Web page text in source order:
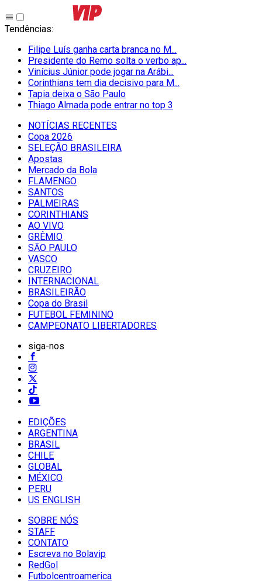
Tendências:
Filipe Luís ganha carta branca no M...
Presidente do Remo solta o verbo ap...
Vinícius Júnior pode jogar na Arábi...
Corinthians tem dia decisivo para M...
Tapia deixa o São Paulo
Thiago Almada pode entrar no top 3
NOTÍCIAS RECENTES
Copa 2026
SELEÇÃO BRASILEIRA
Apostas
Mercado da Bola
FLAMENGO
SANTOS
PALMEIRAS
CORINTHIANS
AO VIVO
GRÊMIO
SĀO PAULO
VASCO
CRUZEIRO
INTERNACIONAL
BRASILEIRÃO
Copa do Brasil
FUTEBOL FEMININO
CAMPEONATO LIBERTADORES
siga-nos
EDIÇÕES
ARGENTINA
BRASIL
CHILE
GLOBAL
MÉXICO
PERU
US ENGLISH
SOBRE NÓS
STAFF
CONTATO
Escreva no Bolavip
RedGol
Futbolcentroamerica